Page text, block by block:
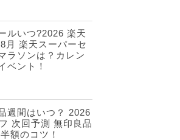
ルいつ?2026 楽天
月 楽天スーパーセ
ラソンは？カレン
ベント！
週間はいつ？ 2026
次回予測 無印良品
額のコツ！